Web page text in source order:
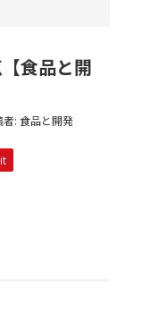
食品と開
者: 食品と開発